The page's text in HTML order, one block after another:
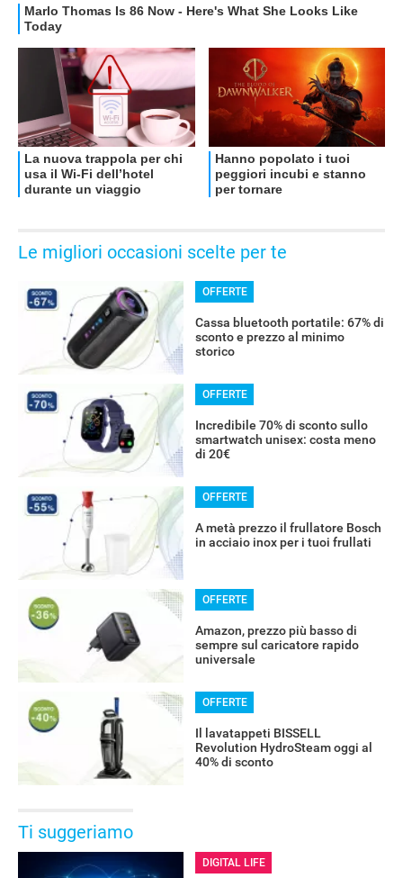
OFFERTE
Le migliori occasioni scelte per te
OFFERTE
Cassa bluetooth portatile: 67% di
sconto e prezzo al minimo
storico
OFFERTE
Incredibile 70% di sconto sullo
smartwatch unisex: costa meno
di 20€
OFFERTE
A metà prezzo il frullatore Bosch
in acciaio inox per i tuoi frullati
OFFERTE
Amazon, prezzo più basso di
sempre sul caricatore rapido
universale
OFFERTE
Il lavatappeti BISSELL
Revolution HydroSteam oggi al
40% di sconto
Ti suggeriamo
DIGITAL LIFE